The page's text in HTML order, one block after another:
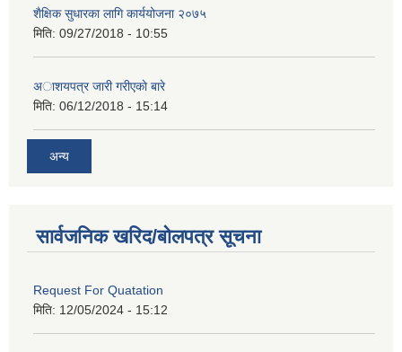
शैक्षिक सुधारका लागि कार्ययोजना २०७५
मिति: 09/27/2018 - 10:55
अाशयपत्र जारी गरीएकाे बारे
मिति: 06/12/2018 - 15:14
अन्य
सार्वजनिक खरिद/बोलपत्र सूचना
Request For Quatation
मिति: 12/05/2024 - 15:12